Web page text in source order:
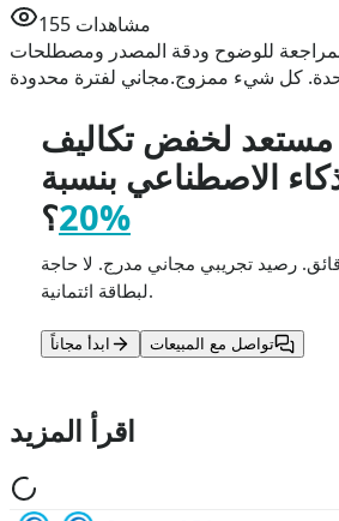
155 مشاهدات
كل شيء ممزوج.مجاني لفترة محدودة
لخفض تكاليف
الاصطناعي بنسبة
20%؟
رصيد تجريبي مجاني مدرج. لا حاجة
لبطاقة ائتمانية.
ابدأ مجاناً تواصل مع المبيعات
اقرأ المزيد